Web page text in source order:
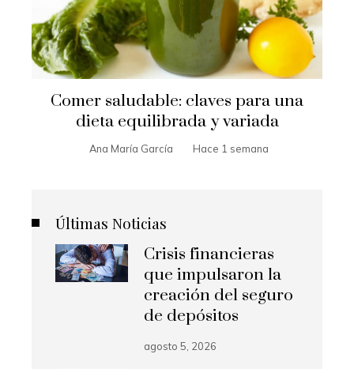
Comer saludable: claves para una
dieta equilibrada y variada
Ana María García Hace 1 semana
Últimas Noticias
Crisis financieras
que impulsaron la
creación del seguro
de depósitos
agosto 5, 2026